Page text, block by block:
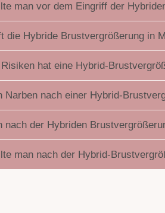
man vor dem Eingriff der
die Hybride Brustvergrößerung in
hat eine Hybrid-
Narben nach einer Hybrid-
nach der Hybriden
man nach der Hybrid-